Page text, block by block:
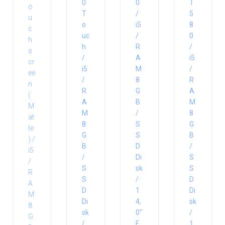
0
T
o
uc
h
/
i5
/
R
A
M
8
G
B
/
S
S
D
Di
sk
/
0
/
i5
/
R
A
M
8
G
B
/
S
S
D
Di
sk
/
1
4,
0″
F
5
8
0
/
i5
/
R
A
M
8
G
B
/
S
S
D
Di
sk
/
1